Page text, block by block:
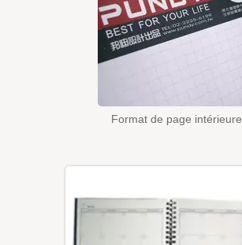
Format de page intérieure